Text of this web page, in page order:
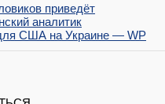
приведёт
аналитик
США на Украине — WP